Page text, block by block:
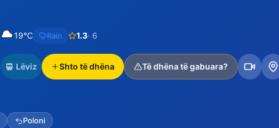
19°C Rain 1.3· 6
Lëviz Shto të dhëna Të dhëna të gabuara?
Poloni